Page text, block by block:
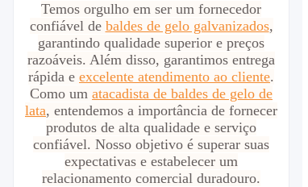
Temos orgulho em ser um fornecedor
confiável de baldes de gelo galvanizados,
garantindo qualidade superior e preços
razoáveis. Além disso, garantimos entrega
rápida e excelente atendimento ao cliente.
Como um atacadista de baldes de gelo de
lata, entendemos a importância de fornecer
produtos de alta qualidade e serviço
confiável. Nosso objetivo é superar suas
expectativas e estabelecer um
relacionamento comercial duradouro.